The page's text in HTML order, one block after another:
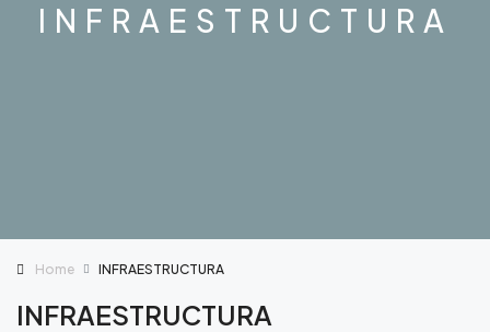
INFRAESTRUCTURA
Home INFRAESTRUCTURA
INFRAESTRUCTURA